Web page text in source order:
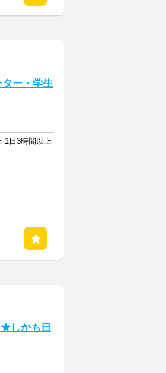
ター・学生
1日3時間以上
★しかも日